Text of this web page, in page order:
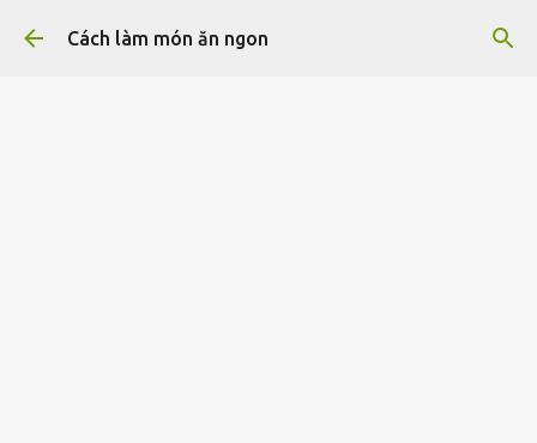
Chuyển đến nội dung chính
Cách làm món ăn ngon